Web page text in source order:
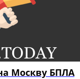
Москву БПЛА